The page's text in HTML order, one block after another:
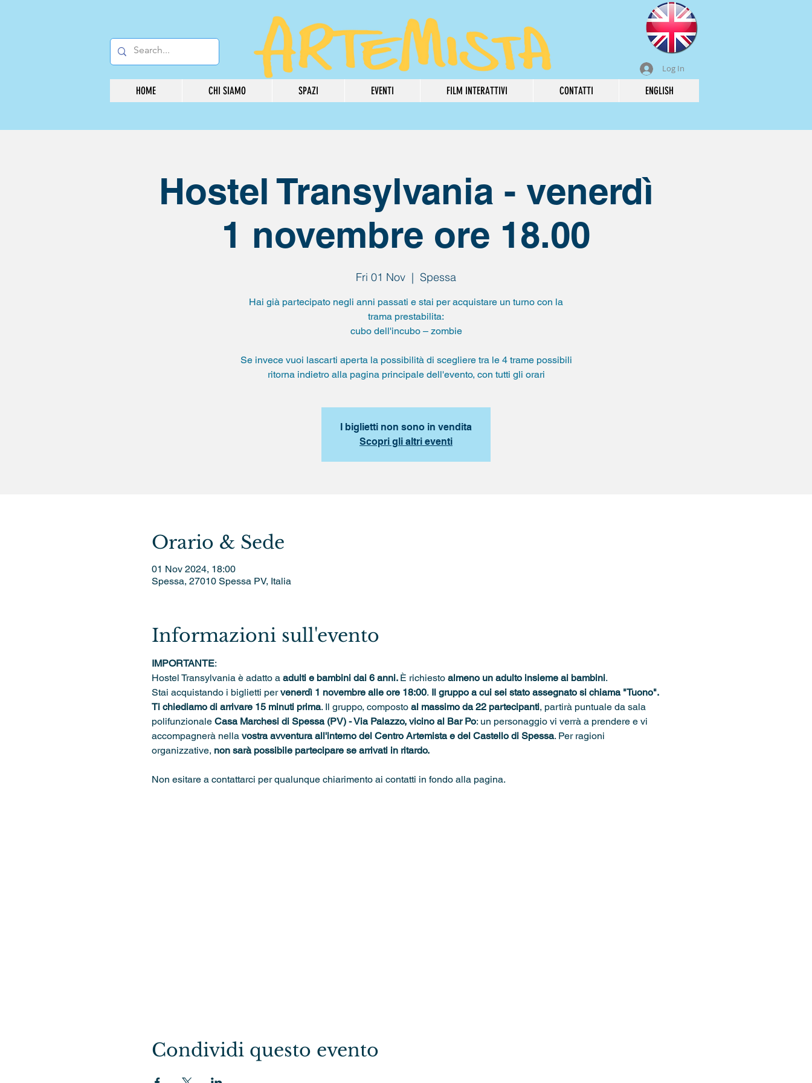
Log In
HOME CHI SIAMO SPAZI EVENTI FILM INTERATTIVI CONTATTI ENGLISH
Hostel Transylvania - venerdì
1 novembre ore 18.00
Fri 01 Nov
  |
Spessa
Hai già partecipato negli anni passati e stai per acquistare un turno con la
trama prestabilita:
cubo dell'incubo – zombie
Se invece vuoi lascarti aperta la possibilità di scegliere tra le 4 trame possibili
ritorna indietro alla pagina principale dell'evento, con tutti gli orari
I biglietti non sono in vendita
Scopri gli altri eventi
Orario & Sede
01 Nov 2024, 18:00
Spessa, 27010 Spessa PV, Italia
Informazioni sull'evento
IMPORTANTE:
Hostel Transylvania è adatto a adulti e bambini dai 6 anni. È richiesto almeno un adulto insieme ai bambini.
Stai acquistando i biglietti per venerdì 1 novembre alle ore 18:00. Il gruppo a cui sei stato assegnato si chiama "Tuono".
Ti chiediamo di arrivare 15 minuti prima. Il gruppo, composto al massimo da 22 partecipanti, partirà puntuale da sala
polifunzionale Casa Marchesi di Spessa (PV) - Via Palazzo, vicino al Bar Po: un personaggio vi verrà a prendere e vi
accompagnerà nella vostra avventura all'interno del Centro Artemista e del Castello di Spessa. Per ragioni
organizzative, non sarà possibile partecipare se arrivati in ritardo.
Non esitare a contattarci per qualunque chiarimento ai contatti in fondo alla pagina.
Condividi questo evento